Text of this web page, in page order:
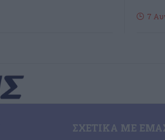
7
ΣΧΕΤΙΚΆ ΜΕ